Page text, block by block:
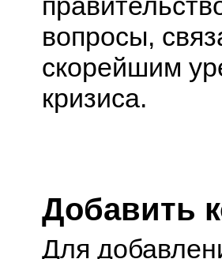
вопросы,
скорейшим
кризиса.
Добавить
Для